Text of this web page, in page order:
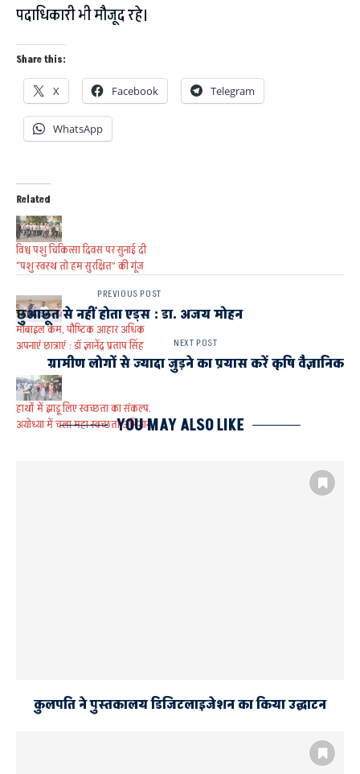
पदाधिकारी भी मौजूद रहे।
Share this:
X Facebook Telegram
WhatsApp
Related
विश्व पशु चिकित्सा दिवस पर सुनाई दी
“पशु स्वस्थ तो हम सुरक्षित” की गूंज
मोबाइल कम, पौष्टिक आहार अधिक
अपनाएं छात्राएं : डॉ ज्ञानेंद्र प्रताप सिंह
हाथों में झाड़ू लिए स्वच्छता का संकल्प.
अयोध्या में चला महा स्वच्छता अभियान
PREVIOUS POST
छुआछूत से नहीं होता एड्स : डा. अजय मोहन
NEXT POST
ग्रामीण लोगों से ज्यादा जुड़ने का प्रयास करें कृषि वैज्ञानिक
YOU MAY ALSO LIKE
कुलपति ने पुस्तकालय डिजिटलाइजेशन का किया उद्घाटन